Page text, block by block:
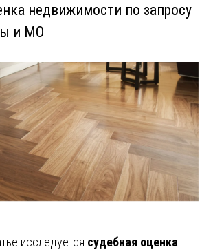
недвижимости по запросу
и МО
исследуется судебная оценка